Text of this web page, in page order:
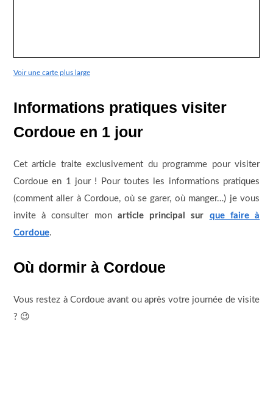
Voir une carte plus large
Informations pratiques visiter
Cordoue en 1 jour
Cet article traite exclusivement du programme pour visiter
Cordoue en 1 jour ! Pour toutes les informations pratiques
(comment aller à Cordoue, où se garer, où manger…) je vous
invite à consulter mon article principal sur que faire à
Cordoue.
Où dormir à Cordoue
Vous restez à Cordoue avant ou après votre journée de visite
? 😉